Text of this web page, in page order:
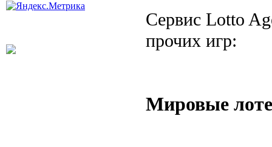
Сервис Lotto
прочих игр:
Мировые